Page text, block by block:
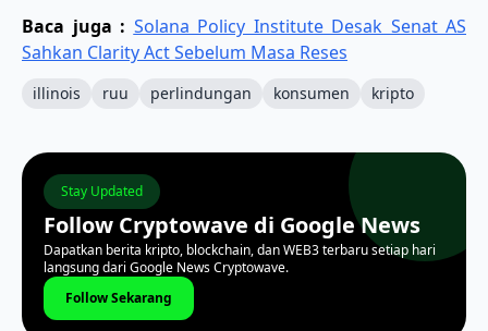
Baca juga : Solana Policy Institute Desak Senat AS
Sahkan Clarity Act Sebelum Masa Reses
illinois ruu perlindungan konsumen kripto
Stay Updated
Follow Cryptowave di Google News
Dapatkan berita kripto, blockchain, dan WEB3 terbaru setiap hari
langsung dari Google News Cryptowave.
Follow Sekarang